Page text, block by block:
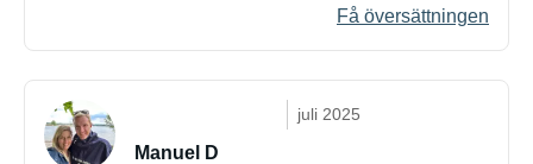
Få översättningen
juli 2025
Manuel D